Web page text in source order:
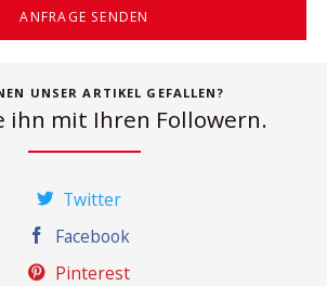
ANFRAGE SENDEN
UNSER ARTIKEL GEFALLEN?
ihn mit Ihren Followern.
Twitter
Facebook
Pinterest